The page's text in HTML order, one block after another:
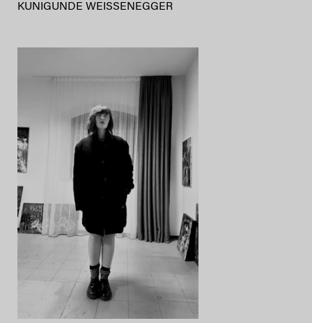
KUNIGUNDE WEISSENEGGER